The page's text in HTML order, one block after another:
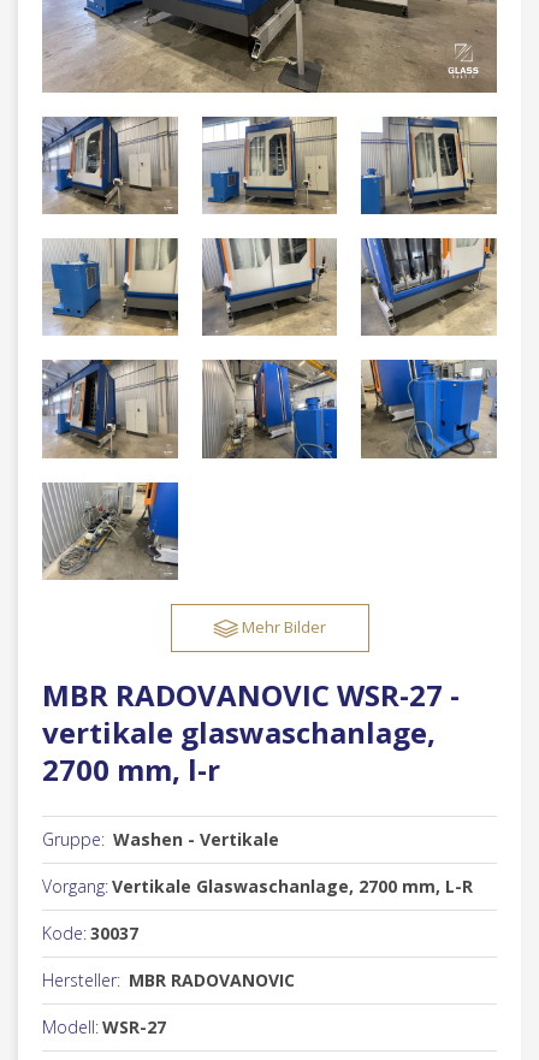
Mehr Bilder
MBR RADOVANOVIC WSR-27 -
vertikale glaswaschanlage,
2700 mm, l-r
Gruppe: Washen - Vertikale
Vorgang:Vertikale Glaswaschanlage, 2700 mm, L-R
Kode:30037
Hersteller: MBR RADOVANOVIC
Modell:WSR-27